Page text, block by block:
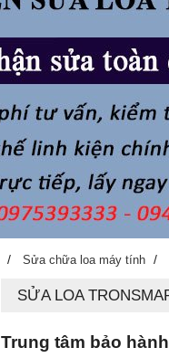
/ Sửa chữa loa máy tính /
SỬA LOA
Trung tâm bảo